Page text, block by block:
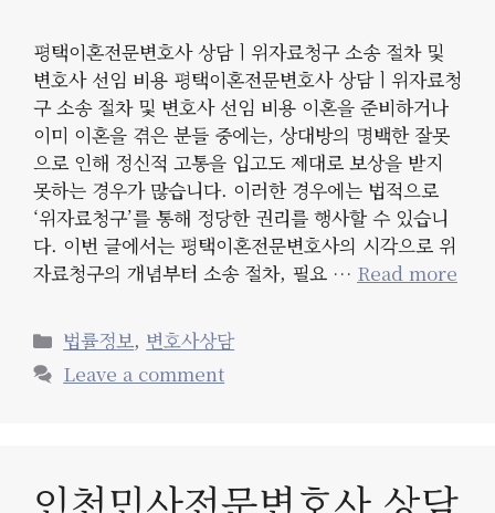
평택이혼전문변호사 상담ㅣ위자료청구 소송 절차 및
변호사 선임 비용 평택이혼전문변호사 상담ㅣ위자료청
구 소송 절차 및 변호사 선임 비용 이혼을 준비하거나
이미 이혼을 겪은 분들 중에는, 상대방의 명백한 잘못
으로 인해 정신적 고통을 입고도 제대로 보상을 받지
못하는 경우가 많습니다. 이러한 경우에는 법적으로
‘위자료청구’를 통해 정당한 권리를 행사할 수 있습니
다. 이번 글에서는 평택이혼전문변호사의 시각으로 위
자료청구의 개념부터 소송 절차, 필요 … Read more
Categories
법률정보, 변호사상담
Leave a comment
인천민사전문변호사 상담